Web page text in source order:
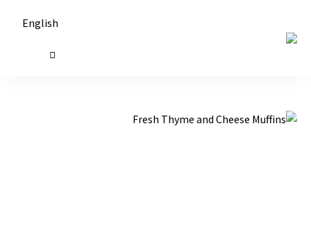
English